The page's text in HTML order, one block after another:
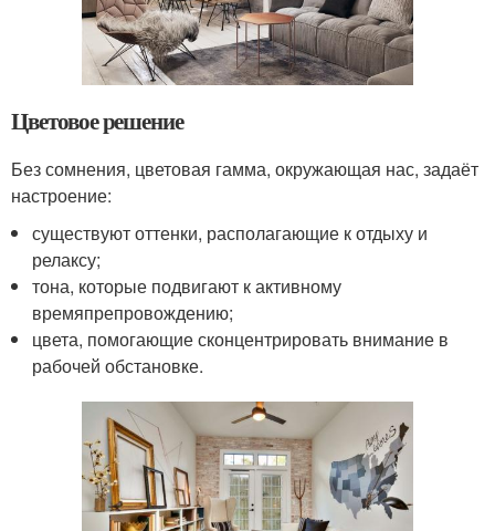
Цветовое решение
Без сомнения, цветовая гамма, окружающая нас, задаёт
настроение:
существуют оттенки, располагающие к отдыху и
релаксу;
тона, которые подвигают к активному
времяпрепровождению;
цвета, помогающие сконцентрировать внимание в
рабочей обстановке.